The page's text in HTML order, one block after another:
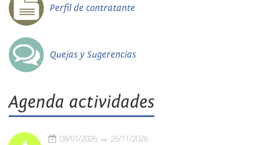
Perfil de contratante
Quejas y Sugerencias
Agenda actividades
08/01/2026 26/11/2026